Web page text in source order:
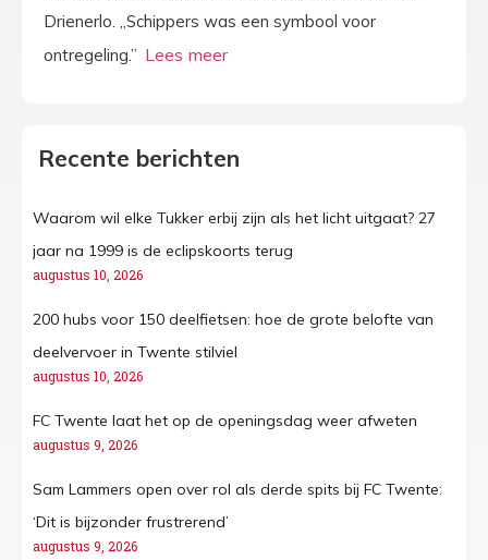
Drienerlo. „Schippers was een symbool voor
ontregeling.”
Recente berichten
Waarom wil elke Tukker erbij zijn als het licht uitgaat? 27
jaar na 1999 is de eclipskoorts terug
augustus 10, 2026
200 hubs voor 150 deelfietsen: hoe de grote belofte van
deelvervoer in Twente stilviel
augustus 10, 2026
FC Twente laat het op de openingsdag weer afweten
augustus 9, 2026
Sam Lammers open over rol als derde spits bij FC Twente:
‘Dit is bijzonder frustrerend’
augustus 9, 2026